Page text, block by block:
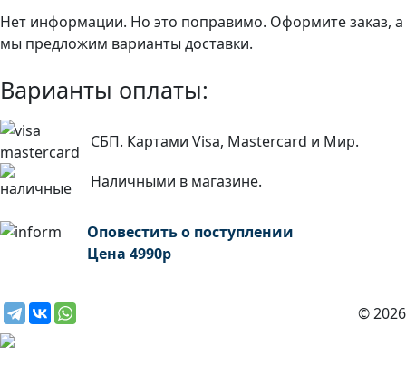
Нет информации. Но это поправимо. Оформите заказ, а
мы предложим варианты доставки.
Варианты оплаты:
СБП. Картами Visa, Mastercard и Мир.
Наличными в магазине.
Оповестить о поступлении
Цена 4990р
© 2026